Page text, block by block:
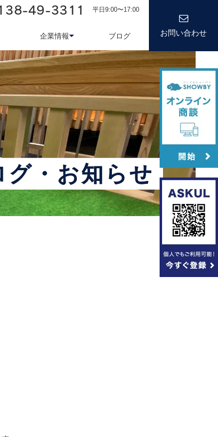
システム kond 光回線
いて 新卒採用
企業情報
会社情報
ブログ
49-3311 平日9:00〜17:00
お問い合わせ
グ・お知らせ